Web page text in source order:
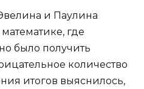
и Паулина
где
было получить
количество
итогов выяснилось,